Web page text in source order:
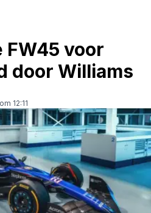
FW45 voor
door Williams
12:11